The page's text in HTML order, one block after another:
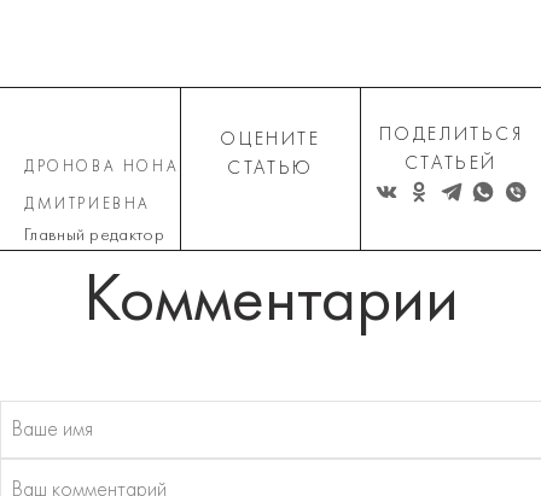
ДРОНОВА НОНА
ДМИТРИЕВНА
Главный редактор
ОЦЕНИТЕ
СТАТЬЮ
ПОДЕЛИТЬСЯ
СТАТЬЕЙ
Комментарии